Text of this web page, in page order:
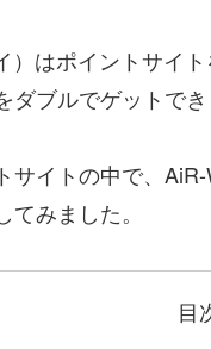
）はポイントサイ
ブルでゲットでき
サイトの中で、
みました。
目